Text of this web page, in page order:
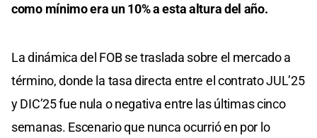
como mínimo era un 10% a esta altura del año.
La dinámica del FOB se traslada sobre el mercado a
término, donde la tasa directa entre el contrato JUL’25
y DIC’25 fue nula o negativa entre las últimas cinco
semanas. Escenario que nunca ocurrió en por lo